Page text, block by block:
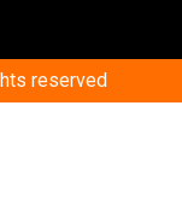
reserved